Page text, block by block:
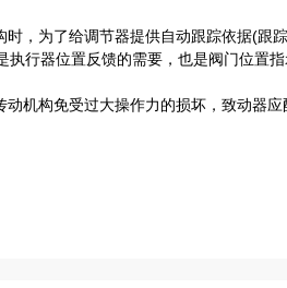
为了给调节器提供自动跟踪依据(跟
执行器位置反馈的需要，也是阀门位置
构免受过大操作力的损坏，致动器应